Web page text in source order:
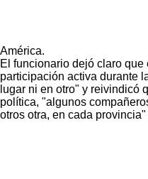
América.
El funcionario dejó claro
participación activa durante
lugar ni en otro" y reivindicó
política, "algunos
otros otra, en cada